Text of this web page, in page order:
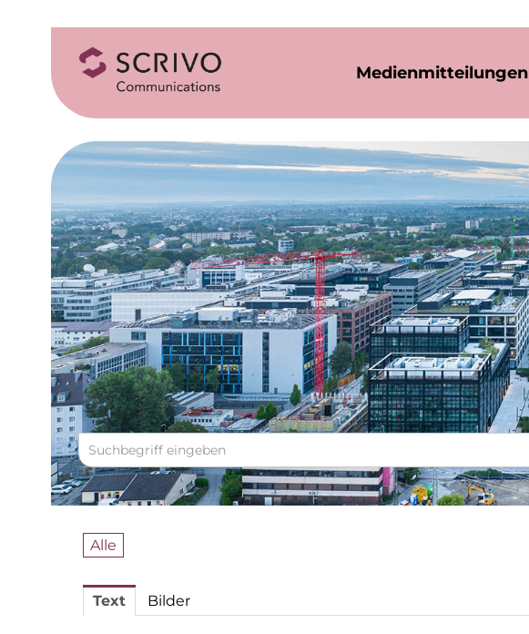
Medienmitteilungen
Alle
Text Bilder